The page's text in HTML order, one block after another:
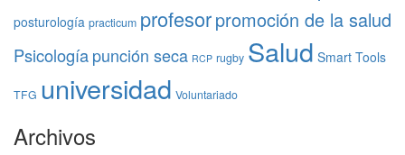
posturología practicum profesorpromoción de la salud
Psicologíapunción seca RCP rugby Salud Smart Tools
TFG universidad Voluntariado
Archivos